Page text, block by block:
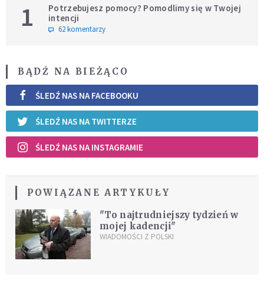
1
Potrzebujesz pomocy? Pomodlimy się w Twojej
intencji
62 komentarzy
BĄDŹ NA BIEŻĄCO
ŚLEDŹ NAS NA FACEBOOKU
ŚLEDŹ NAS NA TWITTERZE
ŚLEDŹ NAS NA INSTAGRAMIE
POWIĄZANE ARTYKUŁY
"To najtrudniejszy tydzień w
mojej kadencji"
WIADOMOŚCI Z POLSKI